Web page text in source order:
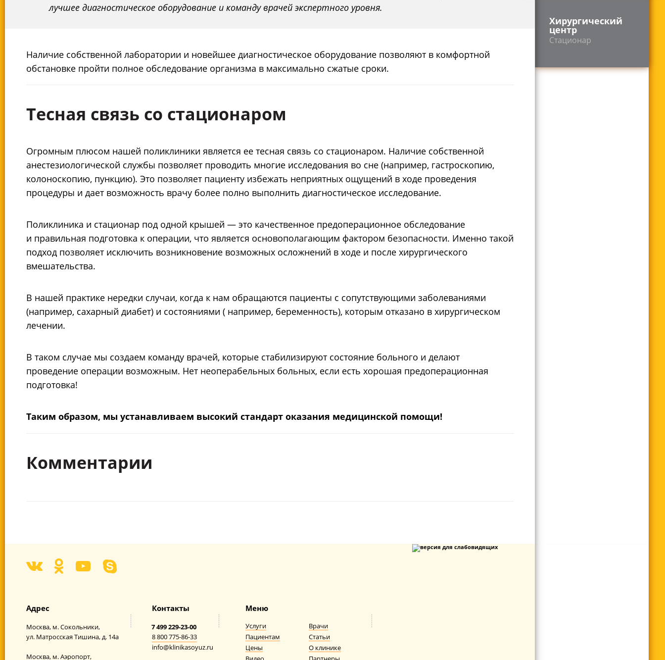
лучшее диагностическое оборудование и команду врачей экспертного уровня.
Наличие собственной лаборатории и новейшее диагностическое оборудование позволяют в комфортной
обстановке пройти полное обследование организма в максимально сжатые сроки.
Тесная связь со стационаром
Огромным плюсом нашей поликлиники является ее тесная связь со стационаром. Наличие собственной
анестезиологической службы позволяет проводить многие исследования во сне (например, гастроскопию,
колоноскопию, пункцию). Это позволяет пациенту избежать неприятных ощущений в ходе проведения
процедуры и дает возможность врачу более полно выполнить диагностическое исследование.
Поликлиника и стационар под одной крышей — это качественное предоперационное обследование
и правильная подготовка к операции, что является основополагающим фактором безопасности. Именно такой
подход позволяет исключить возникновение возможных осложнений в ходе и после хирургического
вмешательства.
В нашей практике нередки случаи, когда к нам обращаются пациенты с сопутствующими заболеваниями
(например, сахарный диабет) и состояниями ( например, беременность), которым отказано в хирургическом
лечении.
В таком случае мы создаем команду врачей, которые стабилизируют состояние больного и делают
проведение операции возможным. Нет неоперабельных больных, если есть хорошая предоперационная
подготовка!
Таким образом, мы устанавливаем высокий стандарт оказания медицинской помощи!
Комментарии
Хирургический
центр
Стационар
Адрес
Москва, м. Сокольники,
ул. Матросская Тишина,д. 14а
Москва, м. Аэропорт,
Контакты
7 499 229-23-00
8 800 775-86-33
info@klinikasoyuz.ru
Меню
Услуги
Врачи
Пациентам
Статьи
Цены
О клинике